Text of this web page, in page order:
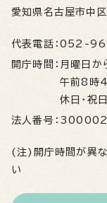
愛知県名古屋市中
代表電話： 052-
開庁時間： 月曜日か
午前8時
休日・祝
法人番号：
(注)開庁時間が異な
い